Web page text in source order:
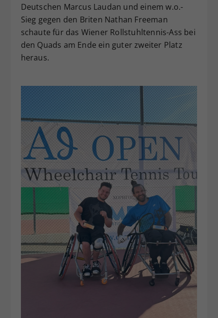
Deutschen Marcus Laudan und einem w.o.-
Sieg gegen den Briten Nathan Freeman
schaute für das Wiener Rollstuhltennis-Ass bei
den Quads am Ende ein guter zweiter Platz
heraus.